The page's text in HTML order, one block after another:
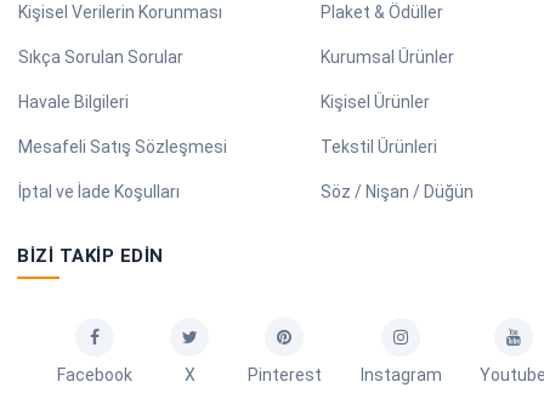
Kişisel Verilerin Korunması
Sıkça Sorulan Sorular
Havale Bilgileri
Mesafeli Satış Sözleşmesi
İptal ve İade Koşulları
Plaket & Ödüller
Kurumsal Ürünler
Kişisel Ürünler
Tekstil Ürünleri
Söz / Nişan / Düğün
BIZI TAKIP EDIN
Facebook X Pinterest Instagram